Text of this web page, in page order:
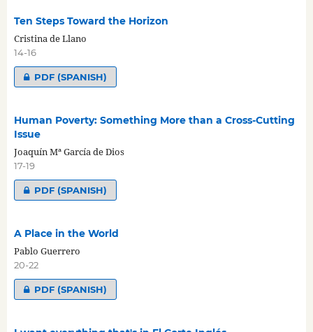
Ten Steps Toward the Horizon
Cristina de Llano
14-16
PDF (SPANISH)
Human Poverty: Something More than a Cross-Cutting
Issue
Joaquín Mª García de Dios
17-19
PDF (SPANISH)
A Place in the World
Pablo Guerrero
20-22
PDF (SPANISH)